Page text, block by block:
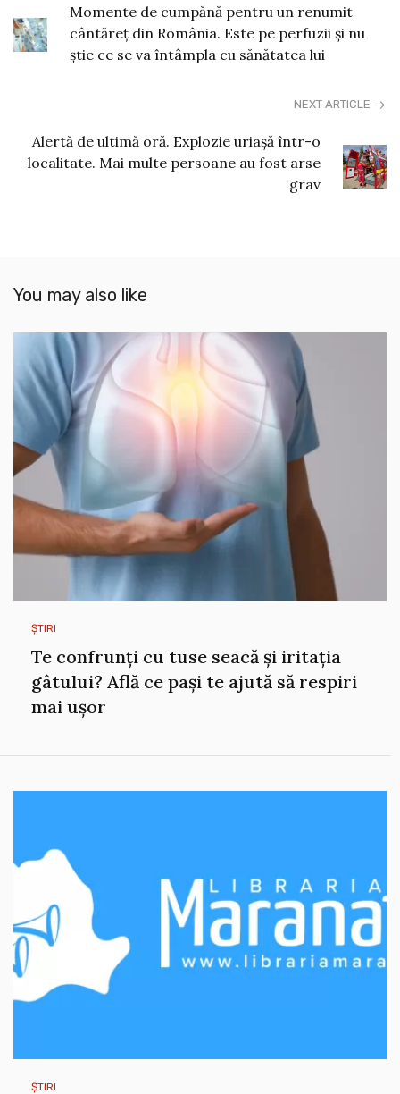
Momente de cumpănă pentru un renumit
cântăreț din România. Este pe perfuzii și nu
știe ce se va întâmpla cu sănătatea lui
NEXT ARTICLE
Alertă de ultimă oră. Explozie uriașă într-o
localitate. Mai multe persoane au fost arse
grav
You may also like
ȘTIRI
Te confrunți cu tuse seacă și iritația
gâtului? Află ce pași te ajută să respiri
mai ușor
ȘTIRI